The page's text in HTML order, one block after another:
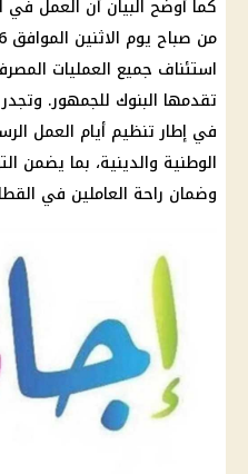
كما أوضح البيان أن العمل في
من صباح يوم الاثنين الموافق 16
استئناف جميع العمليات
تقدمها البنوك للجمهور.
في إطار تنظيم أيام العمل
الوطنية والدينية، بما يضمن
وضمان راحة العاملين في